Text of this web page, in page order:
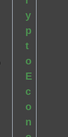
y
p
t
o
E
c
o
n